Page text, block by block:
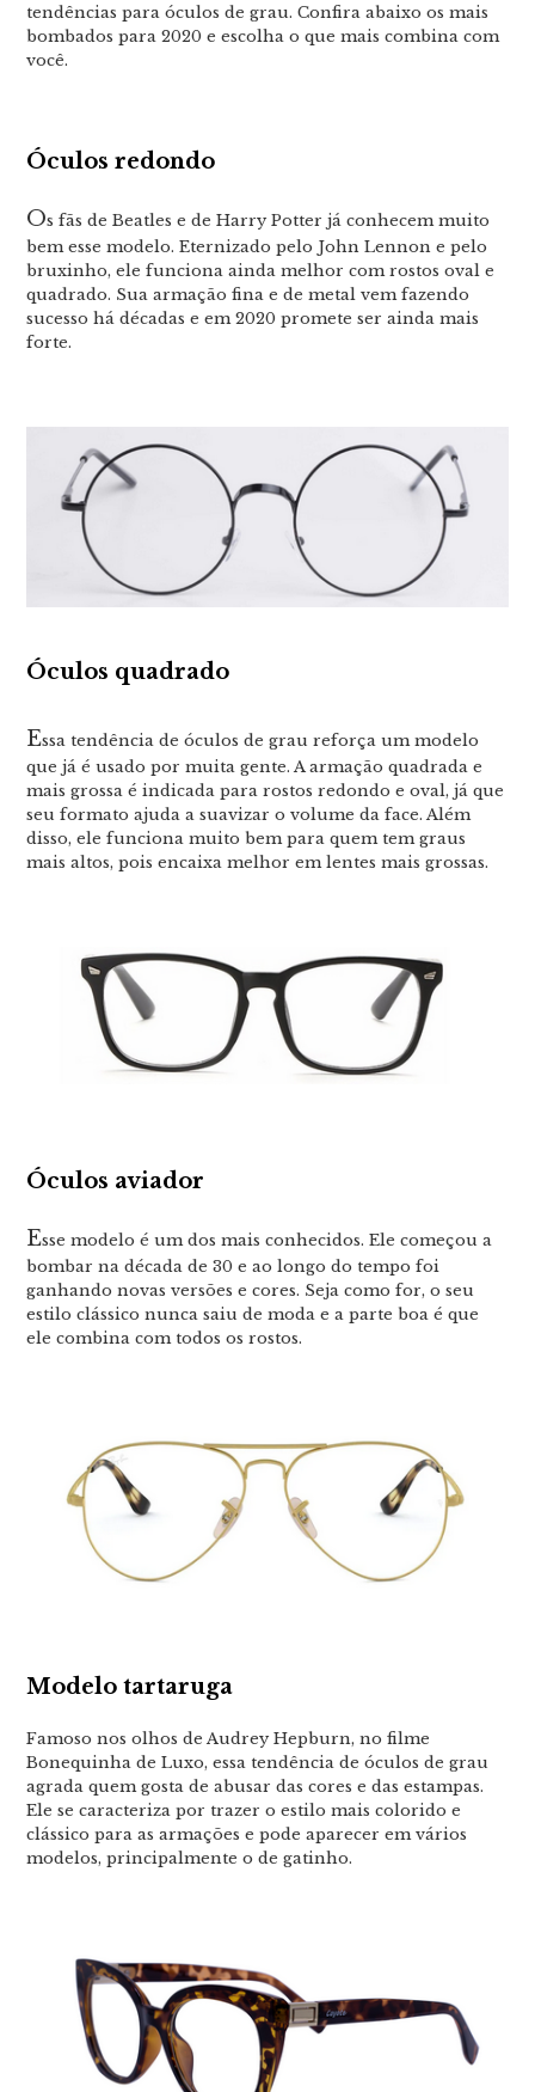
tendências para óculos de grau. Confira abaixo os mais
bombados para 2020 e escolha o que mais combina com
você.
Óculos redondo
Os fãs de Beatles e de Harry Potter já conhecem muito
bem esse modelo. Eternizado pelo John Lennon e pelo
bruxinho, ele funciona ainda melhor com rostos oval e
quadrado. Sua armação fina e de metal vem fazendo
sucesso há décadas e em 2020 promete ser ainda mais
forte.
Óculos quadrado
Essa tendência de óculos de grau reforça um modelo
que já é usado por muita gente. A armação quadrada e
mais grossa é indicada para rostos redondo e oval, já que
seu formato ajuda a suavizar o volume da face. Além
disso, ele funciona muito bem para quem tem graus
mais altos, pois encaixa melhor em lentes mais grossas.
Óculos aviador
Esse modelo é um dos mais conhecidos. Ele começou a
bombar na década de 30 e ao longo do tempo foi
ganhando novas versões e cores. Seja como for, o seu
estilo clássico nunca saiu de moda e a parte boa é que
ele combina com todos os rostos.
Modelo tartaruga
Famoso nos olhos de Audrey Hepburn, no filme
Bonequinha de Luxo, essa tendência de óculos de grau
agrada quem gosta de abusar das cores e das estampas.
Ele se caracteriza por trazer o estilo mais colorido e
clássico para as armações e pode aparecer em vários
modelos, principalmente o de gatinho.